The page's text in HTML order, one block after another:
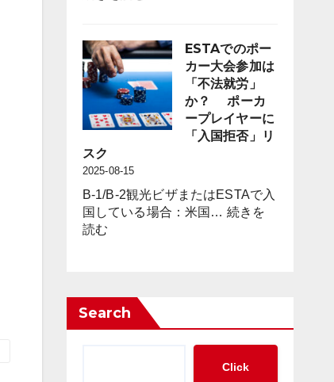
の
新
な
必
要
る
シ
コ
の
カ
ジ
ノ
「現
金
理」
と
ESTAでのポー
カー大会参加は
「不法就労」
か？ ポーカ
ープレイヤーに
「入国拒否」リ
スク
2025-08-15
B-1/B-2観光ビザまたはESTAで入
国している場合：米国… 続きを
読む:
ポ
ー
カ
Search
Click